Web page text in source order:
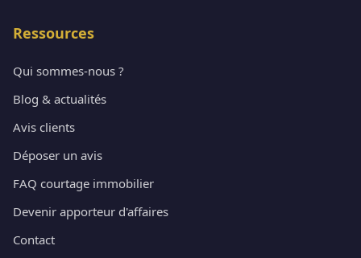
Ressources
Qui sommes-nous ?
Blog & actualités
Avis clients
Déposer un avis
FAQ courtage immobilier
Devenir apporteur d'affaires
Contact